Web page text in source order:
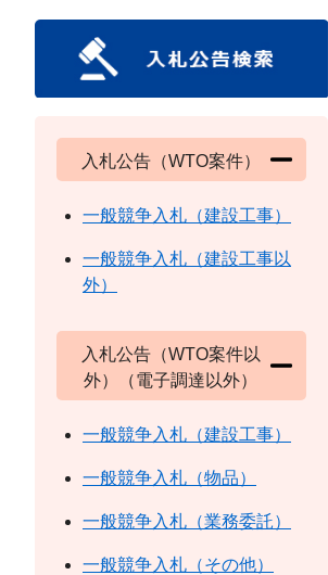
入札公告（WTO案件）
一般競争入札（建設工事）
一般競争入札（建設工事以
外）
入札公告（WTO案件以
外）（電子調達以外）
一般競争入札（建設工事）
一般競争入札（物品）
一般競争入札（業務委託）
一般競争入札（その他）